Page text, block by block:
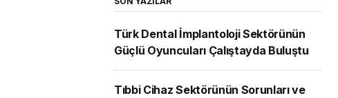
Türk Dental İmplantoloji Sektörünün
Güçlü Oyuncuları Çalıştayda Buluştu
Tıbbi Cihaz Sektörünün Sorunları ve